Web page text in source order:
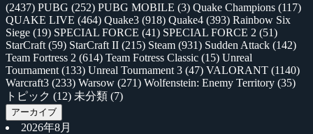
(2437) PUBG (252) PUBG MOBILE (3) Quake Champions (117)
QUAKE LIVE (464) Quake3 (918) Quake4 (393) Rainbow Six
Siege (19) SPECIAL FORCE (41) SPECIAL FORCE 2 (51)
StarCraft (59) StarCraft II (215) Steam (931) Sudden Attack (142)
Team Fortress 2 (614) Team Fotress Classic (15) Unreal
Tournament (133) Unreal Tournament 3 (47) VALORANT (1140)
Warcraft3 (233) Warsow (271) Wolfenstein: Enemy Territory (35)
トピック (12) 未分類 (7)
アーカイブ
2026年8月